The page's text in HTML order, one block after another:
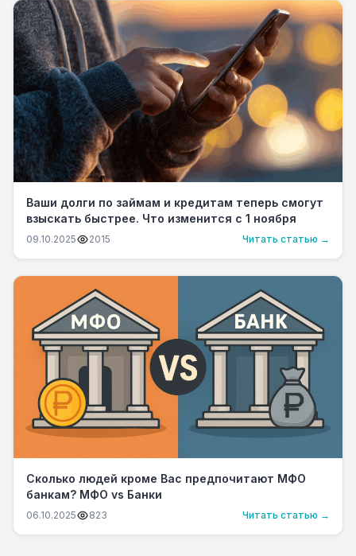
Ваши долги по займам и кредитам теперь смогут
взыскать быстрее. Что изменится с 1 ноября
09.10.2025 2015 Читать статью →
Сколько людей кроме Вас предпочитают МФО
банкам? МФО vs Банки
06.10.2025 823 Читать статью →